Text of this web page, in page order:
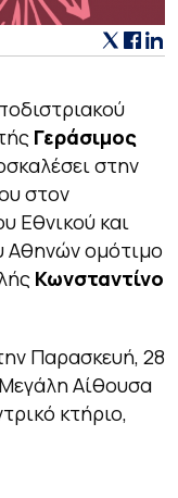
Γεράσιμος
στην
στον
Εθνικού και
Αθηνών ομότιμο
Κωνσταντίνο
Παρασκευή, 28
Αίθουσα
κτήριο,